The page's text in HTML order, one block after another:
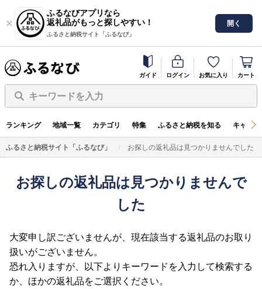
ふるなびアプリなら
返礼品がもっと探しやすい！
ふるさと納税サイト「ふるなび」
開く
ガイド ログイン お気に入り カート
キーワードを入力
ランキング 地域一覧 カテゴリ 特集 ふるさと納税を知る キャン
ふるさと納税サイト「ふるなび」 お探しの返礼品は見つかりませんでした
お探しの返礼品は見つかりませんで
した
大変申し訳ございませんが、現在該当する返礼品のお取り
扱いがございません。
恐れ入りますが、以下よりキーワードを入力して検索する
か、ほかの返礼品をご選択ください。